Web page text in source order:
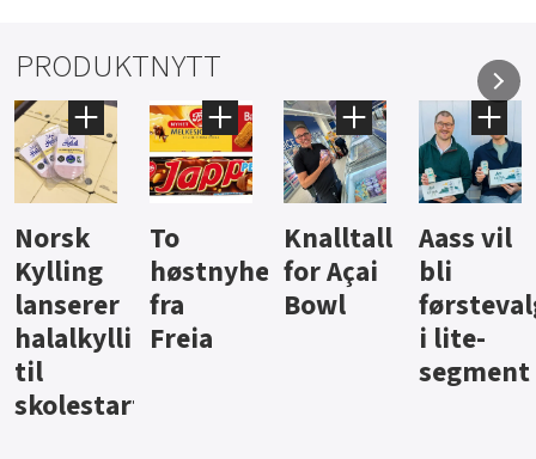
PRODUKTNYTT
Knalltall
for Açai
Bowl
Aass vil
bli
førstevalg
i lite-
Brus og
jus fra
Berentsen
Hard
iste fra
Hansa